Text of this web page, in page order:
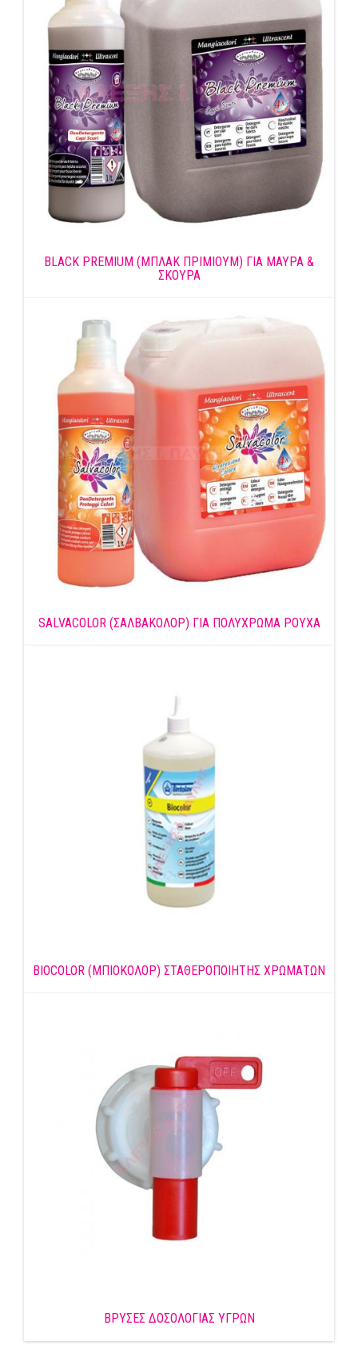
BLACK PREMIUM (ΜΠΛΑΚ ΠΡΙΜΙΟΥΜ) ΓΙΑ ΜΑΥΡΑ &
ΣΚΟΥΡΑ
SALVACOLOR (ΣΑΛΒΑΚΟΛΟΡ) ΓΙΑ ΠΟΛΥΧΡΩΜΑ ΡΟΥΧΑ
BIOCOLOR (ΜΠΙΟΚΟΛΟΡ) ΣΤΑΘΕΡΟΠΟΙΗΤΗΣ ΧΡΩΜΑΤΩΝ
ΒΡΥΣΕΣ ΔΟΣΟΛΟΓΙΑΣ ΥΓΡΩΝ